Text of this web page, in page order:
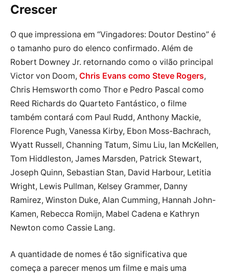
Crescer
O que impressiona em “Vingadores: Doutor Destino” é
o tamanho puro do elenco confirmado. Além de
Robert Downey Jr. retornando como o vilão principal
Victor von Doom, Chris Evans como Steve Rogers,
Chris Hemsworth como Thor e Pedro Pascal como
Reed Richards do Quarteto Fantástico, o filme
também contará com Paul Rudd, Anthony Mackie,
Florence Pugh, Vanessa Kirby, Ebon Moss-Bachrach,
Wyatt Russell, Channing Tatum, Simu Liu, Ian McKellen,
Tom Hiddleston, James Marsden, Patrick Stewart,
Joseph Quinn, Sebastian Stan, David Harbour, Letitia
Wright, Lewis Pullman, Kelsey Grammer, Danny
Ramirez, Winston Duke, Alan Cumming, Hannah John-
Kamen, Rebecca Romijn, Mabel Cadena e Kathryn
Newton como Cassie Lang.
A quantidade de nomes é tão significativa que
começa a parecer menos um filme e mais uma